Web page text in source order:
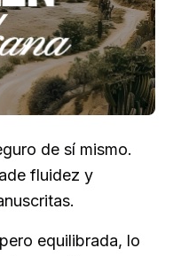
de sí mismo.
fluidez y
equilibrada, lo